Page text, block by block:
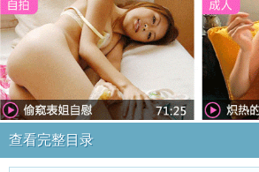
查看完整目录